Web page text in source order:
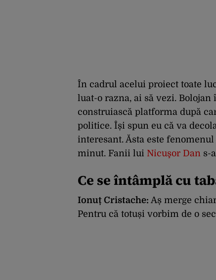
În cadrul acelui proiect toate
luat-o razna, ai să vezi. Bolojan
construiască platforma după
politice. Își spun eu că va
interesant. Ăsta este
minut. Fanii lui Nicuşor Dan s-
Ce se întâmplă cu
Ionuț Cristache: Aș merge
Pentru că totuși vorbim de o